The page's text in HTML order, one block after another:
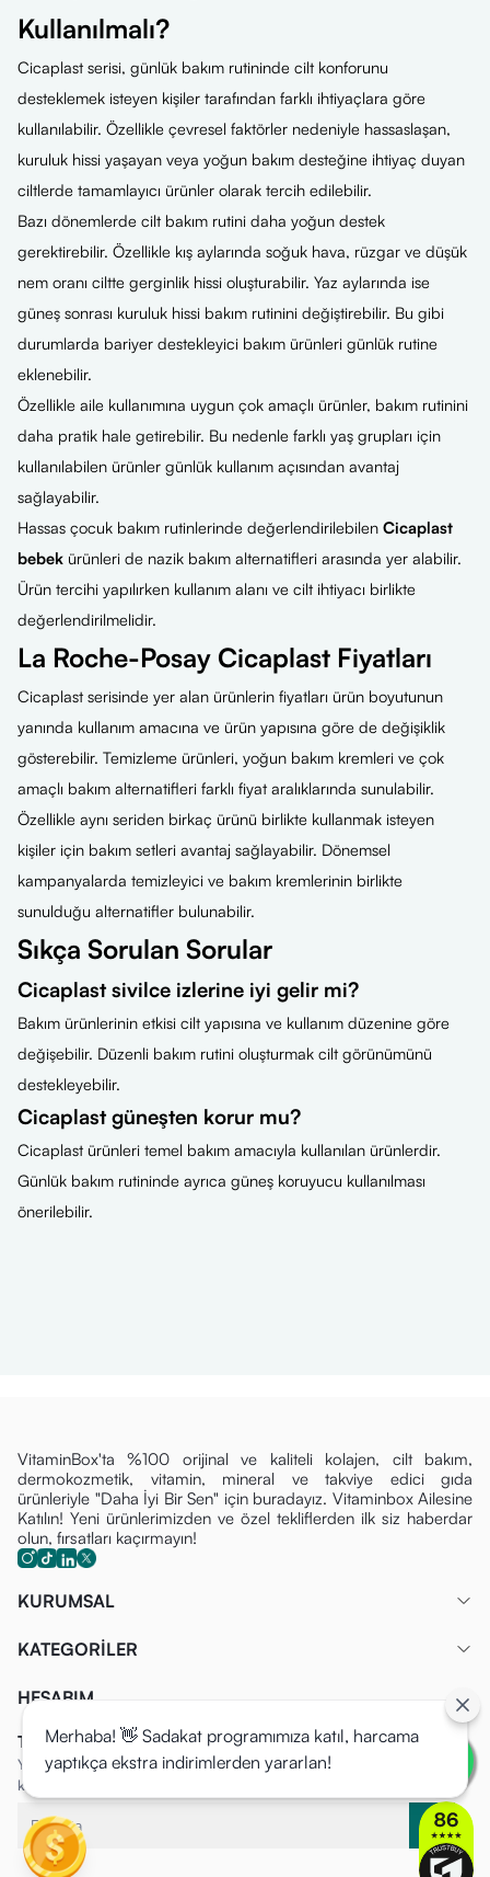
Kullanılmalı?
Cicaplast serisi, günlük bakım rutininde cilt konforunu
desteklemek isteyen kişiler tarafından farklı ihtiyaçlara göre
kullanılabilir. Özellikle çevresel faktörler nedeniyle hassaslaşan,
kuruluk hissi yaşayan veya yoğun bakım desteğine ihtiyaç duyan
ciltlerde tamamlayıcı ürünler olarak tercih edilebilir.
Bazı dönemlerde cilt bakım rutini daha yoğun destek
gerektirebilir. Özellikle kış aylarında soğuk hava, rüzgar ve düşük
nem oranı ciltte gerginlik hissi oluşturabilir. Yaz aylarında ise
güneş sonrası kuruluk hissi bakım rutinini değiştirebilir. Bu gibi
durumlarda bariyer destekleyici bakım ürünleri günlük rutine
eklenebilir.
Özellikle aile kullanımına uygun çok amaçlı ürünler, bakım rutinini
daha pratik hale getirebilir. Bu nedenle farklı yaş grupları için
kullanılabilen ürünler günlük kullanım açısından avantaj
sağlayabilir.
Hassas çocuk bakım rutinlerinde değerlendirilebilen Cicaplast
bebek ürünleri de nazik bakım alternatifleri arasında yer alabilir.
Ürün tercihi yapılırken kullanım alanı ve cilt ihtiyacı birlikte
değerlendirilmelidir.
La Roche-Posay Cicaplast Fiyatları
Cicaplast serisinde yer alan ürünlerin fiyatları ürün boyutunun
yanında kullanım amacına ve ürün yapısına göre de değişiklik
gösterebilir. Temizleme ürünleri, yoğun bakım kremleri ve çok
amaçlı bakım alternatifleri farklı fiyat aralıklarında sunulabilir.
Özellikle aynı seriden birkaç ürünü birlikte kullanmak isteyen
kişiler için bakım setleri avantaj sağlayabilir. Dönemsel
kampanyalarda temizleyici ve bakım kremlerinin birlikte
sunulduğu alternatifler bulunabilir.
Sıkça Sorulan Sorular
Cicaplast sivilce izlerine iyi gelir mi?
Bakım ürünlerinin etkisi cilt yapısına ve kullanım düzenine göre
değişebilir. Düzenli bakım rutini oluşturmak cilt görünümünü
destekleyebilir.
Cicaplast güneşten korur mu?
Cicaplast ürünleri temel bakım amacıyla kullanılan ürünlerdir.
Günlük bakım rutininde ayrıca güneş koruyucu kullanılması
önerilebilir.
VitaminBox'ta %100 orijinal ve kaliteli kolajen, cilt bakım,
dermokozmetik, vitamin, mineral ve takviye edici gıda
ürünleriyle "Daha İyi Bir Sen" için buradayız. Vitaminbox Ailesine
Katılın! Yeni ürünlerimizden ve özel tekliflerden ilk siz haberdar
olun, fırsatları kaçırmayın!
KURUMSAL
KATEGORİLER
HESABIM
Tüm Fırsatlardan İlk Siz Haberdar Olun!
Yeni ürünlerimizden ve özel tekliflerden ilk siz haberdar olun, fırsatları
kaçırmayın!
Merhaba! 👋 Sadakat programımıza katıl, harcama
yaptıkça ekstra indirimlerden yararlan!